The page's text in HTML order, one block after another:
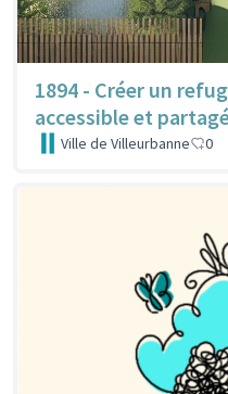
1894 - Créer un
accessible et
Ville de Villeurbanne 0